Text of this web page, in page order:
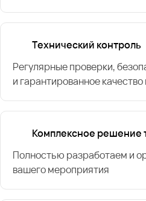
Технический контроль
Регулярные проверки,
и гарантированное
Комплексное решение
Полностью разработаем и
вашего мероприятия